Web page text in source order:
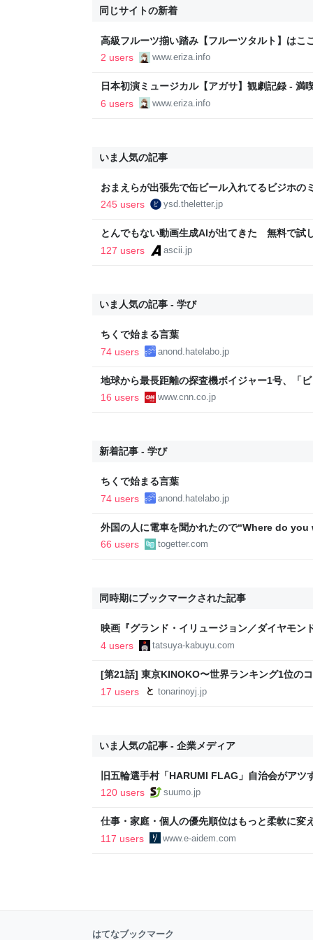
同じサイトの新着
高級フルーツ揃い踏み【フルーツタルト】はこ
2 users
www.eriza.info
日本初演ミュージカル【アガサ】観劇記録 - 満
6 users
www.eriza.info
いま人気の記事
おまえらが出張先で缶ビール入れてるビジホの
245 users
ysd.theletter.jp
とんでもない動画生成AIが出てきた 無料で試
底検証 (1/5)
127 users ascii.jp
いま人気の記事 - 学び
ちくで始まる言葉
74 users
anond.hatelabo.jp
地球から最長距離の探査機ボイジャー1号、「
査継続目指す
16 users www.cnn.co.jp
新着記事 - 学び
ちくで始まる言葉
74 users
anond.hatelabo.jp
外国の人に電車を聞かれたので“Where do
「私日本語わかりません」と言われた話「理解
66 users togetter.com
同時期にブックマークされた記事
映画『グランド・イリュージョン／ダイヤモン
価レビューと感想 - たつやの株主優待＆配当金
4 users tatsuya-kabuyu.com
[第21話] 東京KINOKO〜世界ランキング1位の
藤よし江 | となりのヤングジャンプ
17 users tonarinoyj.jp
いま人気の記事 - 企業メディア
旧五輪選手村「HARUMI FLAG」自治会がアツ
ルで挑む、盆踊り2万人集客や交通改善など“
120 users suumo.jp
仕事・家庭・個人の優先順位はもっと柔軟に変
後の自分に伝えたいこと - りっすん by イーア
117 users www.e-aidem.com
はてなブックマーク